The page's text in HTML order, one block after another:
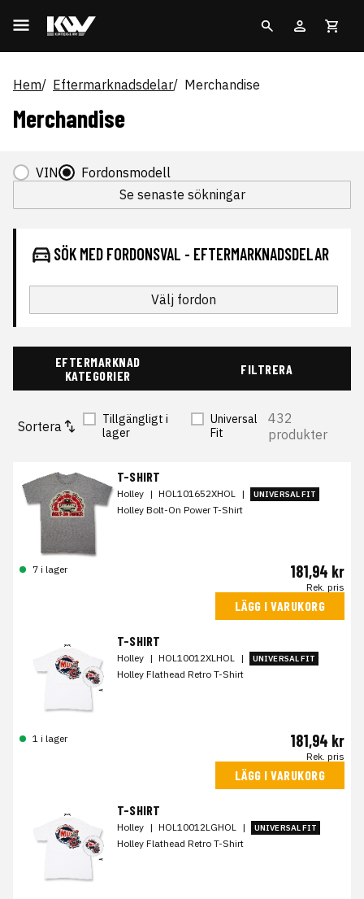
Hem Eftermarknadsdelar Merchandise
Merchandise
VIN
Fordonsmodell
Se senaste sökningar
SÖK MED FORDONSVAL - EFTERMARKNADSDELAR
Välj fordon
EFTERMARKNAD
KATEGORIER
FILTRERA
Sortera
Tillgängligt i
lager
Universal
Fit
432
produkter
T-SHIRT
Holley | HOL101652XHOL | UNIVERSAL FIT
Holley Bolt-On Power T-Shirt
7 i lager 181,94 kr
Rek. pris
LÄGG I VARUKORG
T-SHIRT
Holley | HOL10012XLHOL | UNIVERSAL FIT
Holley Flathead Retro T-Shirt
1 i lager 181,94 kr
Rek. pris
LÄGG I VARUKORG
T-SHIRT
Holley | HOL10012LGHOL | UNIVERSAL FIT
Holley Flathead Retro T-Shirt